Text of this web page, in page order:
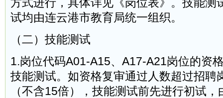
方式进行，具体详见《岗位表》。技能测
试均由连云港市教育局统一组织。
（二）技能测试
1.岗位代码A01-A15、A17-A21岗位的资
技能测试。如资格复审通过人数超过招聘
（不含15倍），技能测试前先进行初试